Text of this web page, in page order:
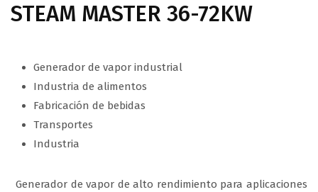
STEAM MASTER 36-72KW
Generador de vapor industrial
Industria de alimentos
Fabricación de bebidas
Transportes
Industria
Generador de vapor de alto rendimiento para aplicaciones